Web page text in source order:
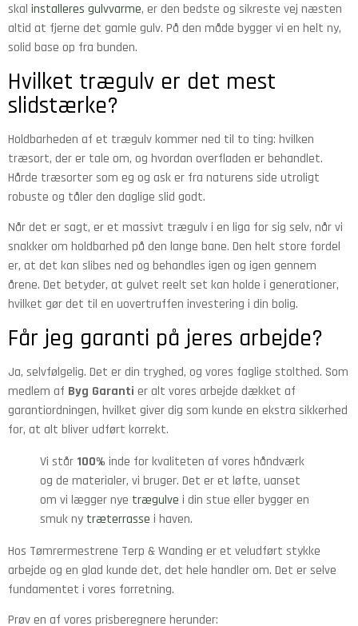
skal installeres gulvvarme, er den bedste og sikreste vej næsten
altid at fjerne det gamle gulv. På den måde bygger vi en helt ny,
solid base op fra bunden.
Hvilket trægulv er det mest
slidstærke?
Holdbarheden af et trægulv kommer ned til to ting: hvilken
træsort, der er tale om, og hvordan overfladen er behandlet.
Hårde træsorter som eg og ask er fra naturens side utroligt
robuste og tåler den daglige slid godt.
Når det er sagt, er et massivt trægulv i en liga for sig selv, når vi
snakker om holdbarhed på den lange bane. Den helt store fordel
er, at det kan slibes ned og behandles igen og igen gennem
årene. Det betyder, at gulvet reelt set kan holde i generationer,
hvilket gør det til en uovertruffen investering i din bolig.
Får jeg garanti på jeres arbejde?
Ja, selvfølgelig. Det er din tryghed, og vores faglige stolthed. Som
medlem af Byg Garanti er alt vores arbejde dækket af
garantiordningen, hvilket giver dig som kunde en ekstra sikkerhed
for, at alt bliver udført korrekt.
Vi står 100% inde for kvaliteten af vores håndværk
og de materialer, vi bruger. Det er et løfte, uanset
om vi lægger nye trægulve i din stue eller bygger en
smuk ny træterrasse i haven.
Hos Tømrermestrene Terp & Wanding er et veludført stykke
arbejde og en glad kunde det, det hele handler om. Det er selve
fundamentet i vores forretning.
Prøv en af vores prisberegnere herunder: